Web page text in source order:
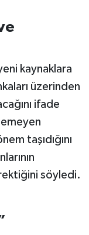
kaynaklara
üzerinden
ifade
taşıdığını
söyledi.